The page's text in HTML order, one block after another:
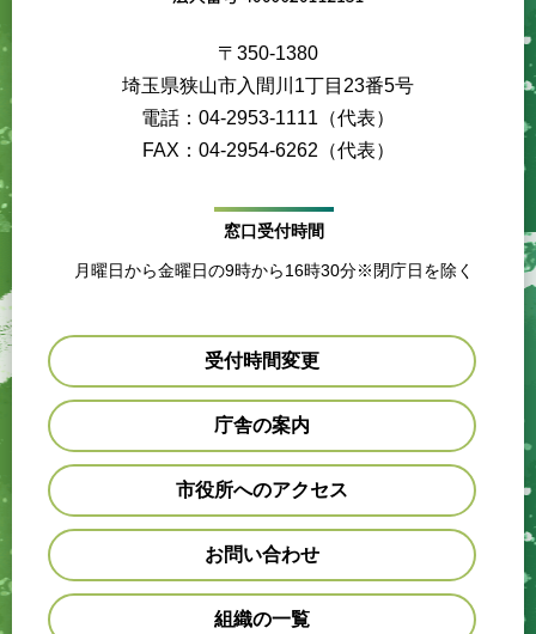
〒350-1380
埼玉県狭山市入間川1丁目23番5号
電話：04-2953-1111（代表）
FAX：04-2954-6262（代表）
窓口受付時間
月曜日から金曜日の9時から16時30分※閉庁日を除く
受付時間変更
庁舎の案内
市役所へのアクセス
お問い合わせ
組織の一覧